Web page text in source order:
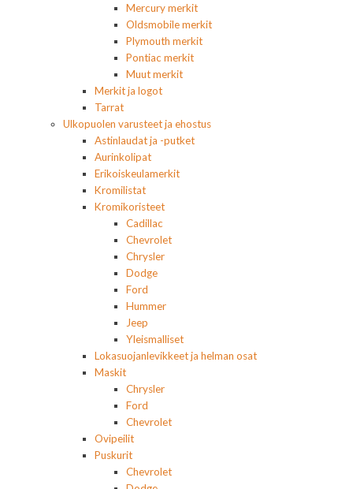
Mercury merkit
Oldsmobile merkit
Plymouth merkit
Pontiac merkit
Muut merkit
Merkit ja logot
Tarrat
Ulkopuolen varusteet ja ehostus
Astinlaudat ja -putket
Aurinkolipat
Erikoiskeulamerkit
Kromilistat
Kromikoristeet
Cadillac
Chevrolet
Chrysler
Dodge
Ford
Hummer
Jeep
Yleismalliset
Lokasuojanlevikkeet ja helman osat
Maskit
Chrysler
Ford
Chevrolet
Ovipeilit
Puskurit
Chevrolet